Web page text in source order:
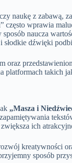
naukę z zabawą,
często wprawia
sposób naucza
słodkie dźwięki
oraz
platformach takich
„Masza i
ich
kreatywności
sposób